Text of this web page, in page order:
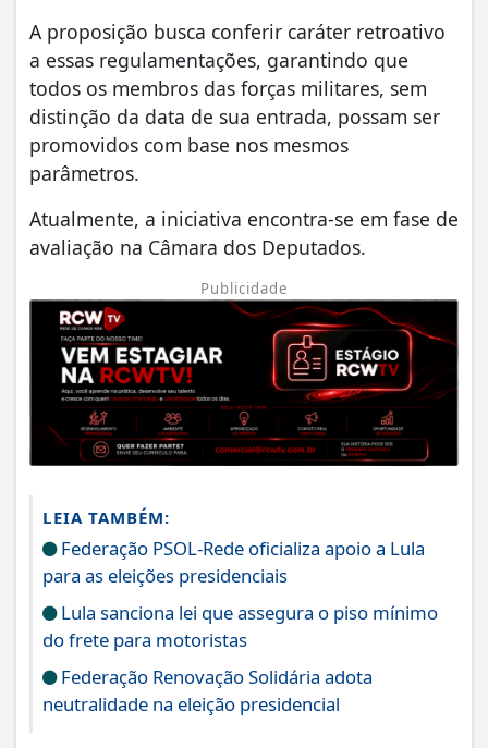
A proposição busca conferir caráter retroativo
a essas regulamentações, garantindo que
todos os membros das forças militares, sem
distinção da data de sua entrada, possam ser
promovidos com base nos mesmos
parâmetros.
Atualmente, a iniciativa encontra-se em fase de
avaliação na Câmara dos Deputados.
Publicidade
LEIA TAMBÉM:
Federação PSOL-Rede oficializa apoio a Lula
para as eleições presidenciais
Lula sanciona lei que assegura o piso mínimo
do frete para motoristas
Federação Renovação Solidária adota
neutralidade na eleição presidencial